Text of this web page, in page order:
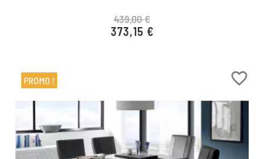
Prix de base
439,00 €
Prix
373,15 €
favorite_border
PROMO !